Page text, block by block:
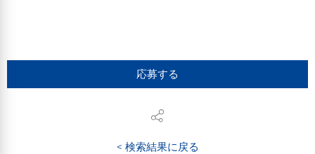
応募する
< 検索結果に戻る